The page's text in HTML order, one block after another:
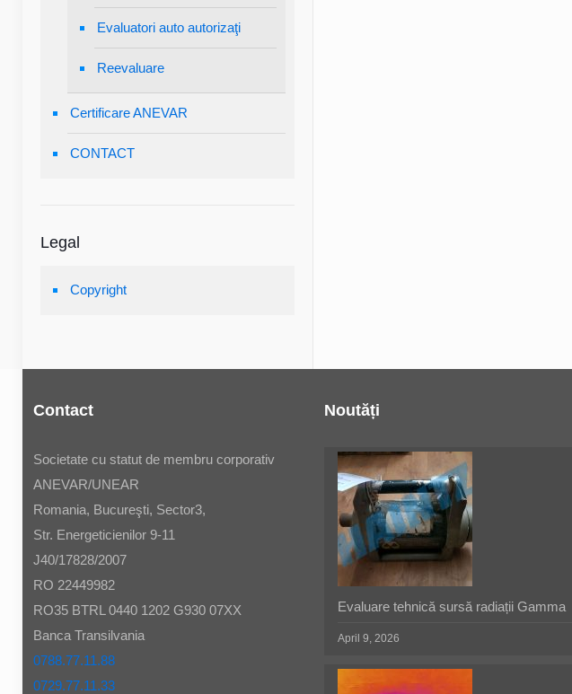
Evaluatori auto autorizaţi
Reevaluare
Certificare ANEVAR
CONTACT
Legal
Copyright
Contact
Societate cu statut de membru corporativ
ANEVAR/UNEAR
Romania, Bucureşti, Sector3,
Str. Energeticienilor 9-11
J40/17828/2007
RO 22449982
RO35 BTRL 0440 1202 G930 07XX
Banca Transilvania
0788.77.11.88
0729.77.11.33
Noutăți
Evaluare tehnică sursă radiații Gamma
April 9, 2026